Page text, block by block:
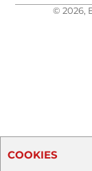
© 2026,
COOKIES